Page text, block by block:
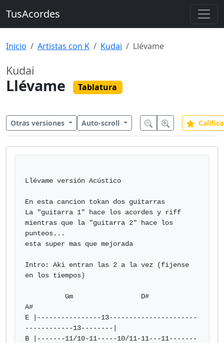
TusAcordes
Inicio Artistas con K Kudai Llévame
Kudai
Llévame Tablatura
Otras versiones Auto-scroll
Llévame versión Acústico
En esta cancion tokan dos guitarras
La "guitarra 1" hace los acordes y riff
mientras que la "guitarra 2" hace los
punteos...
esta super mas que mejorada
Intro: Aki entran las 2 a la vez (fijense
en los tiempos)
A#
E |----------------13----------------------
------------13--------|
B |-------11/10-11-----10/11-11---11-------